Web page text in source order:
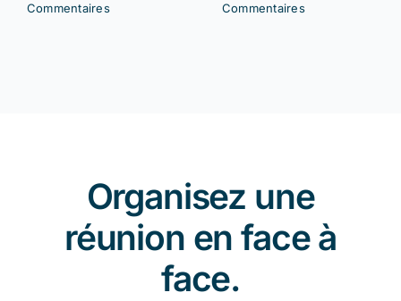
Commentaires
Commentaires
Organisez une
réunion en face à
face.